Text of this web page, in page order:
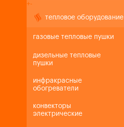
+-
тепловое оборудование
газовые тепловые пушки
дизельные тепловые
пушки
инфракрасные
обогреватели
конвекторы
электрические